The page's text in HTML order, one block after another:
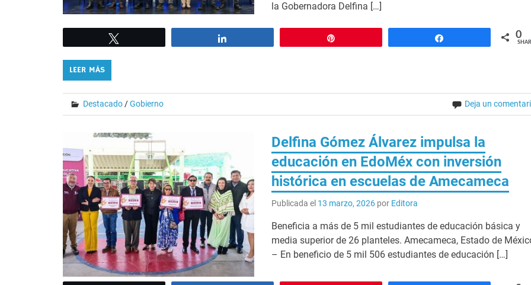
la Gobernadora Delfina […]
0
LEER MÁS
Destacado/Gobierno Deja un
Delfina Gómez Álvarez impulsa la
educación en EdoMéx con inversión
histórica en escuelas de Amecameca
Publicada el 13 marzo, 2026 por Editora
Beneficia a más de 5 mil estudiantes de educación básica y
media superior de 26 planteles. Amecameca, Estado de
– En beneficio de 5 mil 506 estudiantes de educación […]